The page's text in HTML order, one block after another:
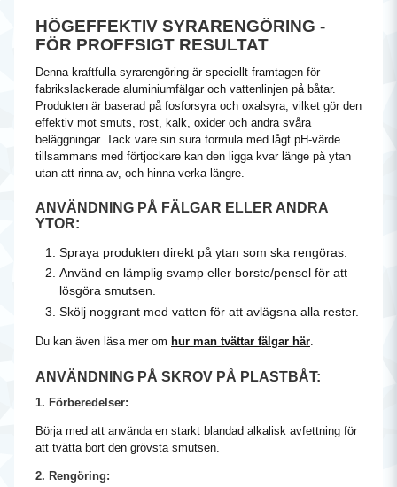
HÖGEFFEKTIV SYRARENGÖRING -
FÖR PROFFSIGT RESULTAT
Denna kraftfulla syrarengöring är speciellt framtagen för
fabrikslackerade aluminiumfälgar och vattenlinjen på båtar.
Produkten är baserad på fosforsyra och oxalsyra, vilket gör den
effektiv mot smuts, rost, kalk, oxider och andra svåra
beläggningar. Tack vare sin sura formula med lågt pH-värde
tillsammans med förtjockare kan den ligga kvar länge på ytan
utan att rinna av, och hinna verka längre.
ANVÄNDNING PÅ FÄLGAR ELLER ANDRA
YTOR:
Spraya produkten direkt på ytan som ska rengöras.
Använd en lämplig svamp eller borste/pensel för att
lösgöra smutsen.
Skölj noggrant med vatten för att avlägsna alla rester.
Du kan även läsa mer om hur man tvättar fälgar här.
ANVÄNDNING PÅ SKROV PÅ PLASTBÅT:
1. Förberedelser:
Börja med att använda en starkt blandad alkalisk avfettning för
att tvätta bort den grövsta smutsen.
2. Rengöring: